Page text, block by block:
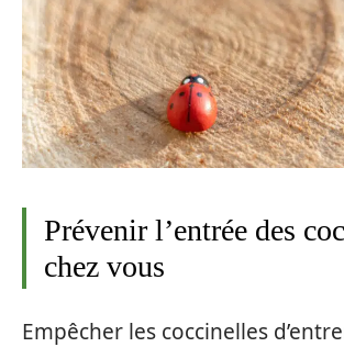
Prévenir l’entrée des
chez vous
Empêcher les coccinelles